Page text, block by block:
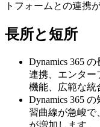
トフォームとの連携
長所と短所
Dynamics 365
連携、エンター
機能、広範な統
Dynamics 365
習曲線が急峻で
が増加します。